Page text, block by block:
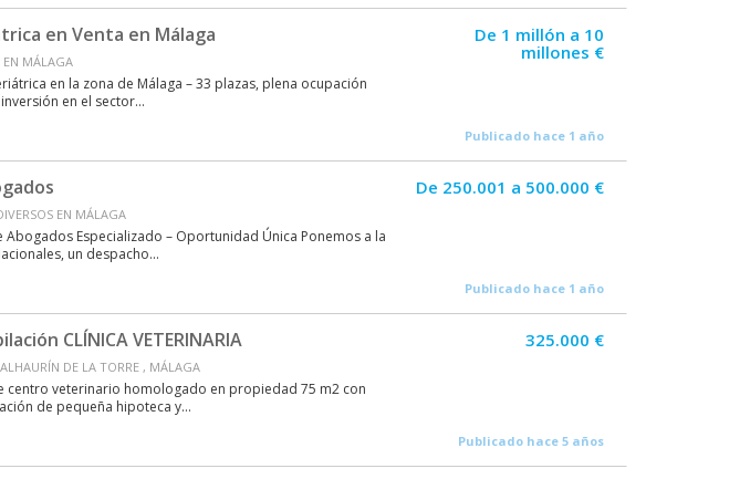
en Venta en Málaga
EN MÁLAGA
en la zona de Málaga – 33 plazas, plena ocupación
en el sector...
De 1 millón a 10
millones €
Publicado hace 1 año
EN MÁLAGA
Abogados Especializado – Oportunidad Única Ponemos a la
un despacho...
De 250.001 a 500.000 €
Publicado hace 1 año
CLÍNICA VETERINARIA
DE LA TORRE , MÁLAGA
centro veterinario homologado en propiedad 75 m2 con
de pequeña hipoteca y...
325.000 €
Publicado hace 5 años